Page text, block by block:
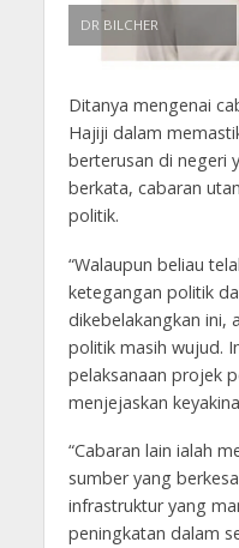
DR BILCHER
Ditanya mengenai
Hajiji dalam
berterusan di negeri
berkata, cabaran
politik.
“Walaupun beliau
ketegangan politik
dikebelakangkan ini,
politik masih wujud.
pelaksanaan projek
menjejaskan
“Cabaran lain ialah
sumber yang
infrastruktur yang
peningkatan dalam